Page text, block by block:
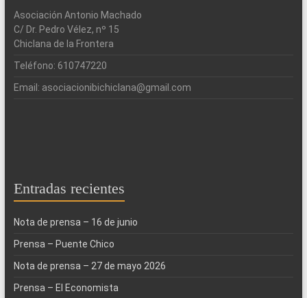
Asociación Antonio Machado
C/ Dr. Pedro Vélez, nº 15
Chiclana de la Frontera
Teléfono: 610747220
Email: asociacionibichiclana@gmail.com
Entradas recientes
Nota de prensa – 16 de junio
Prensa – Puente Chico
Nota de prensa – 27 de mayo 2026
Prensa – El Economista